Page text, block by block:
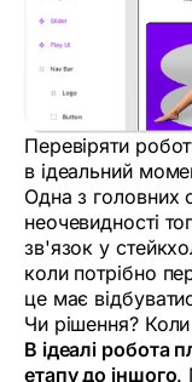
Перевіряти
в ідеальний
Одна з головних
неочевидності
зв'язок у
коли потрібно
це має
Чи рішення?
В ідеалі робота
етапу до іншого.